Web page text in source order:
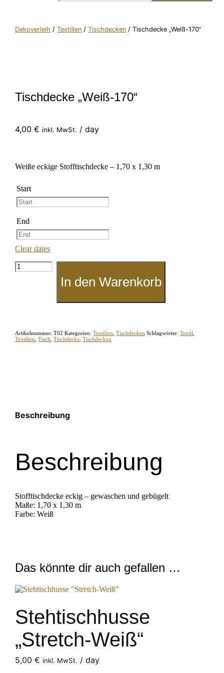
Dekoverleih /Textilien /Tischdecken / Tischdecke „Weiß-170“
Tischdecke „Weiß-170“
4,00€ inkl. MwSt. / day
Weiße eckige Stofftischdecke – 1,70 x 1,30 m
Start
End
Clear dates
Tischdecke
"Weiß-170"
In den Warenkorb
Artikelnummer:T02 Kategorien:Textilien ,Tischdecken Schlagwörter:Textil
Textilien ,Tisch ,Tischdecke ,Tischdecken
Beschreibung
Beschreibung
Stofftischdecke eckig – gewaschen und gebügelt
Maße: 1,70 x 1,30 m
Farbe: Weiß
Das könnte dir auch gefallen …
Stehtischhusse
„Stretch-Weiß“
5,00€ inkl. MwSt. / day